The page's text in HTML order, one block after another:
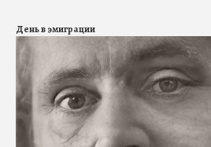
День в эмиграции